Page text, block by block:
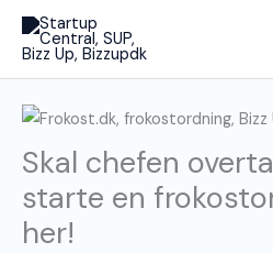
indholdet
Skal chefen
starte en
her!